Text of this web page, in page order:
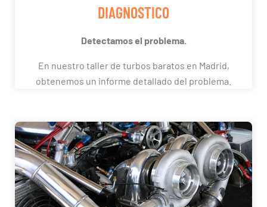
DIAGNOSTICO
Detectamos el problema.
En nuestro taller de turbos baratos en Madrid,
obtenemos un informe detallado del problema.